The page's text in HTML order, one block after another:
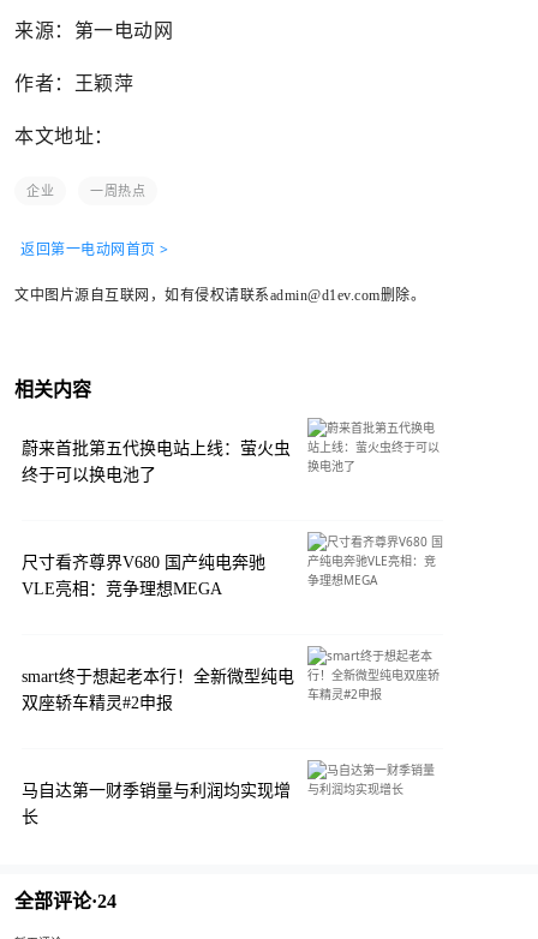
来源：第一电动网
作者：王颖萍
本文地址：
企业 一周热点
返回第一电动网首页 >
文中图片源自互联网，如有侵权请联系admin@d1ev.com删除。
相关内容
蔚来首批第五代换电站上线：萤火虫
终于可以换电池了
尺寸看齐尊界V680 国产纯电奔驰
VLE亮相：竞争理想MEGA
smart终于想起老本行！全新微型纯电
双座轿车精灵#2申报
马自达第一财季销量与利润均实现增
长
全部评论·24